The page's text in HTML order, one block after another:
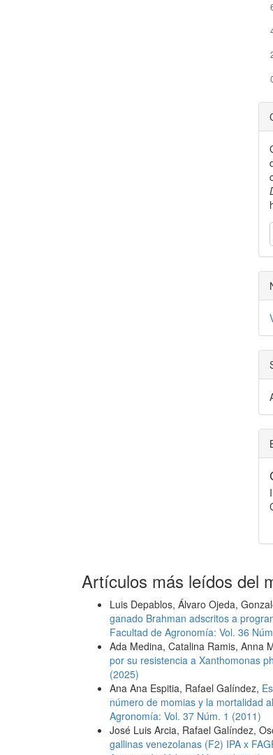
Artículos más leídos del
Luis Depablos, Álvaro Ojeda,
ganado Brahman adscritos a
Facultad de Agronomía: Vol. 36
Ada Medina, Catalina Ramis, Anna
por su resistencia a Xanthomonas
(2025)
Ana Ana Espitia, Rafael Galíndez,
número de momias y la mortalidad
Agronomía: Vol. 37 Núm. 1 (2011)
José Luis Arcia, Rafael Galíndez,
gallinas venezolanas (F2) IPA x